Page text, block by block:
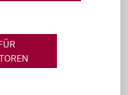
2026
(in %)